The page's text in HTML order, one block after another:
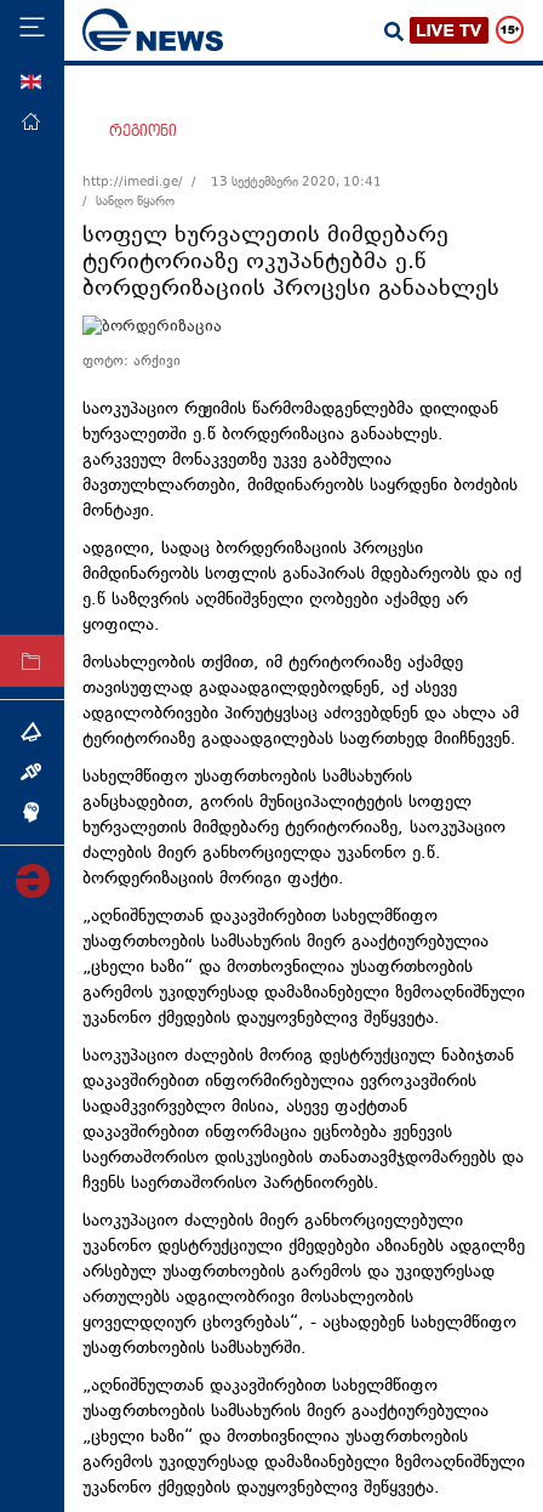
მთავარი
ეკონომიკა
მსოფლიო
ჯანდაცვა
საზოგადოება
სამართალი
თავდაცვა
რეგიონი
კულტურა
ტექნოლოგიები
ტაბლოიდი
არქივი
თემა
ინტერვიუ
ინქვიზიცია
რეგიონი
http://imedi.ge/ /
13 სექტემბერი 2020, 10:41
/ სანდო წყარო
სოფელ ხურვალეთის მიმდებარე
ტერიტორიაზე ოკუპანტებმა ე.წ
ბორდერიზაციის პროცესი განაახლეს
ფოტო: არქივი
საოკუპაციო რეჟიმის წარმომადგენლებმა დილიდან
ხურვალეთში ე.წ ბორდერიზაცია განაახლეს.
გარკვეულ მონაკვეთზე უკვე გაბმულია
მავთულხლართები, მიმდინარეობს საყრდენი ბოძების
მონტაჟი.
ადგილი, სადაც ბორდერიზაციის პროცესი
მიმდინარეობს სოფლის განაპირას მდებარეობს და იქ
ე.წ საზღვრის აღმნიშვნელი ღობეები აქამდე არ
ყოფილა.
მოსახლეობის თქმით, იმ ტერიტორიაზე აქამდე
თავისუფლად გადაადგილდებოდნენ, აქ ასევე
ადგილობრივები პირუტყვსაც აძოვებდნენ და ახლა ამ
ტერიტორიაზე გადაადგილებას საფრთხედ მიიჩნევენ.
სახელმწიფო უსაფრთხოების სამსახურის
განცხადებით, გორის მუნიციპალიტეტის სოფელ
ხურვალეთის მიმდებარე ტერიტორიაზე, საოკუპაციო
ძალების მიერ განხორციელდა უკანონო ე.წ.
ბორდერიზაციის მორიგი ფაქტი.
„აღნიშნულთან დაკავშირებით სახელმწიფო
უსაფრთხოების სამსახურის მიერ გააქტიურებულია
„ცხელი ხაზი“ და მოთხოვნილია უსაფრთხოების
გარემოს უკიდურესად დამაზიანებელი ზემოაღნიშნული
უკანონო ქმედების დაუყოვნებლივ შეწყვეტა.
საოკუპაციო ძალების მორიგ დესტრუქციულ ნაბიჯთან
დაკავშირებით ინფორმირებულია ევროკავშირის
სადამკვირვებლო მისია, ასევე ფაქტთან
დაკავშირებით ინფორმაცია ეცნობება ჟენევის
საერთაშორისო დისკუსიების თანათავმჯდომარეებს და
ჩვენს საერთაშორისო პარტნიორებს.
საოკუპაციო ძალების მიერ განხორციელებული
უკანონო დესტრუქციული ქმედებები აზიანებს ადგილზე
არსებულ უსაფრთხოების გარემოს და უკიდურესად
ართულებს ადგილობრივი მოსახლეობის
ყოველდღიურ ცხოვრებას“, - აცხადებენ სახელმწიფო
უსაფრთხოების სამსახურში.
„აღნიშნულთან დაკავშირებით სახელმწიფო
უსაფრთხოების სამსახურის მიერ გააქტიურებულია
„ცხელი ხაზი“ და მოთხივნილია უსაფრთხოების
გარემოს უკიდურესად დამაზიანებელი ზემოაღნიშნული
უკანონო ქმედების დაუყოვნებლივ შეწყვეტა.